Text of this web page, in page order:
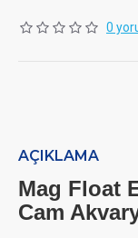
0
AÇIKLAMA
Mag Float
Cam